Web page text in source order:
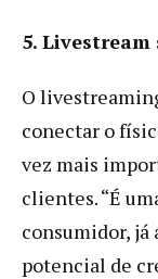
5.
O
conectar o
vez mais
clientes. “É
consumidor, já
potencial de